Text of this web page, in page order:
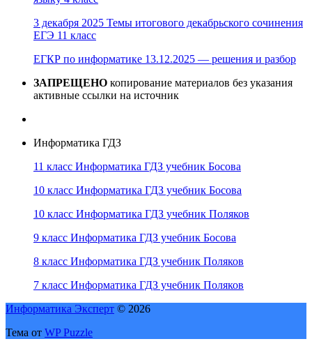
3 декабря 2025 Темы итогового декабрьского сочинения
ЕГЭ 11 класс
ЕГКР по информатике 13.12.2025 — решения и разбор
ЗАПРЕЩЕНО копирование материалов без указания
активные ссылки на источник
Информатика ГДЗ
11 класс Информатика ГДЗ учебник Босова
10 класс Информатика ГДЗ учебник Босова
10 класс Информатика ГДЗ учебник Поляков
9 класс Информатика ГДЗ учебник Босова
8 класс Информатика ГДЗ учебник Поляков
7 класс Информатика ГДЗ учебник Поляков
Информатика Эксперт © 2026
Тема от WP Puzzle